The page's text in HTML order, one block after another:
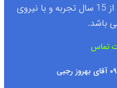
لوله بازکنی کاسپین با بیش از 15 سال تجربه و با نیروی
باشد.
تماس